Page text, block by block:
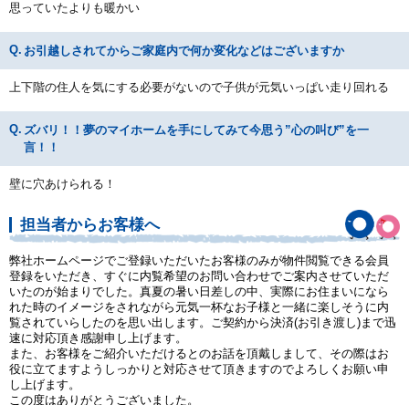
思っていたよりも暖かい
お引越しされてからご家庭内で何か変化などはございますか
上下階の住人を気にする必要がないので子供が元気いっぱい走り回れる
ズバリ！！夢のマイホームを手にしてみて今思う”心の叫び”を一
言！！
壁に穴あけられる！
担当者からお客様へ
弊社ホームページでご登録いただいたお客様のみが物件閲覧できる会員
登録をいただき、すぐに内覧希望のお問い合わせでご案内させていただ
いたのが始まりでした。真夏の暑い日差しの中、実際にお住まいになら
れた時のイメージをされながら元気一杯なお子様と一緒に楽しそうに内
覧されていらしたのを思い出します。ご契約から決済(お引き渡し)まで迅
速に対応頂き感謝申し上げます。
また、お客様をご紹介いただけるとのお話を頂戴しまして、その際はお
役に立てますようしっかりと対応させて頂きますのでよろしくお願い申
し上げます。
この度はありがとうございました。